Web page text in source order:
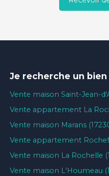
Je recherche un bien
Vente maison Saint-Jean-
Vente appartement La
Vente maison Marans
Vente appartement
Vente maison La Rochelle
Vente maison L'Houmeau